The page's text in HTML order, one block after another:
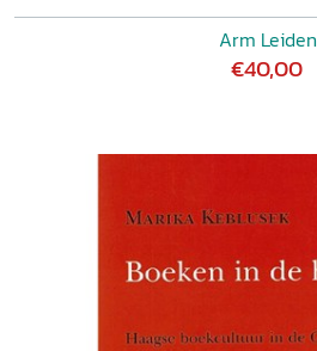
Arm Leiden
€40,00